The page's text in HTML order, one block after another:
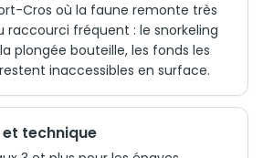
Cros où la faune remonte très
raccourci fréquent : le snorkeling
plongée bouteille, les fonds les
inaccessibles en surface.
technique